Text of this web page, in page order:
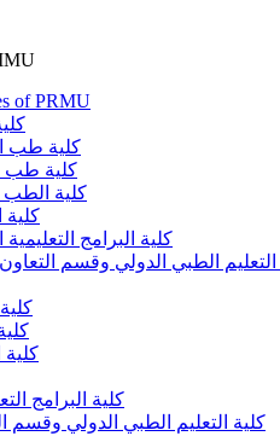
of PRMU
كلية طب
كلية طب
كلية الطب
كلية
كلية البرامج
التعليم الطبي الدولي وقسم
كلية البرامج
كلية التعليم الطبي الدولي وقسم